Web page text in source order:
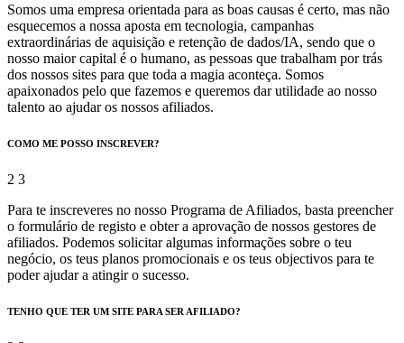
Somos uma empresa orientada para as boas causas é certo, mas não
esquecemos a nossa aposta em tecnologia, campanhas
extraordinárias de aquisição e retenção de dados/IA, sendo que o
nosso maior capital é o humano, as pessoas que trabalham por trás
dos nossos sites para que toda a magia aconteça. Somos
apaixonados pelo que fazemos e queremos dar utilidade ao nosso
talento ao ajudar os nossos afiliados.
COMO ME POSSO INSCREVER?
Para te inscreveres no nosso Programa de Afiliados, basta preencher
o formulário de registo e obter a aprovação de nossos gestores de
afiliados. Podemos solicitar algumas informações sobre o teu
negócio, os teus planos promocionais e os teus objectivos para te
poder ajudar a atingir o sucesso.
TENHO QUE TER UM SITE PARA SER AFILIADO?